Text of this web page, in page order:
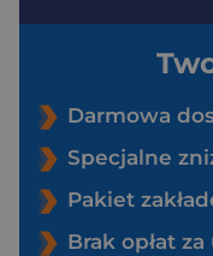
Darmowa
Specjalne
Pakiet
Brak opłat